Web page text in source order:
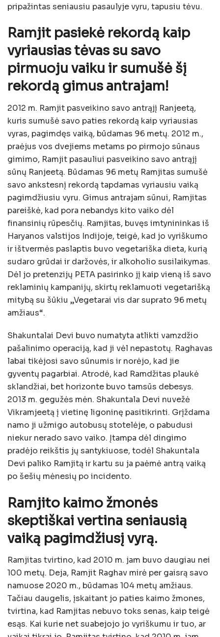
pripažintas seniausiu pasaulyje vyru, tapusiu tėvu.
Ramjit pasiekė rekordą kaip
vyriausias tėvas su savo
pirmuoju vaiku ir sumušė šį
rekordą gimus antrajam!
2012 m. Ramjit pasveikino savo antrąjį Ranjeetą,
kuris sumušė savo paties rekordą kaip vyriausias
vyras, pagimdęs vaiką, būdamas 96 metų. 2012 m.,
praėjus vos dvejiems metams po pirmojo sūnaus
gimimo, Ramjit pasauliui pasveikino savo antrąjį
sūnų Ranjeetą. Būdamas 96 metų Ramjitas sumušė
savo ankstesnį rekordą tapdamas vyriausiu vaiką
pagimdžiusiu vyru. Gimus antrajam sūnui, Ramjitas
pareiškė, kad pora nebandys kito vaiko dėl
finansinių rūpesčių. Ramjitas, buvęs imtynininkas iš
Haryanos valstijos Indijoje, teigė, kad jo vyriškumo
ir ištvermės paslaptis buvo vegetariška dieta, kurią
sudaro grūdai ir daržovės, ir alkoholio susilaikymas.
Dėl jo pretenzijų PETA pasirinko jį kaip vieną iš savo
reklaminių kampanijų, skirtų reklamuoti vegetarišką
mitybą su šūkiu „Vegetarai vis dar suprato 96 metų
amžiaus“.
Shakuntalai Devi buvo numatyta atlikti vamzdžio
pašalinimo operaciją, kad ji vėl nepastotų. Raghavas
labai tikėjosi savo sūnumis ir norėjo, kad jie
gyventų pagarbiai. Atrodė, kad Ramdžitas plaukė
sklandžiai, bet horizonte buvo tamsūs debesys.
2013 m. gegužės mėn. Shakuntala Devi nuvežė
Vikramjeetą į vietinę ligoninę pasitikrinti. Grįždama
namo ji užmigo autobusų stotelėje, o pabudusi
niekur nerado savo vaiko. Įtampa dėl dingimo
pradėjo reikštis jų santykiuose, todėl Shakuntala
Devi paliko Ramjitą ir kartu su ja paėmė antrą vaiką
po šešių mėnesių po incidento.
Ramjito kaimo žmonės
skeptiškai vertina seniausią
vaiką pagimdžiusį vyrą.
Ramjitas tvirtino, kad 2010 m. jam buvo daugiau nei
100 metų. Deja, Ramjit Raghav mirė per gaisrą savo
namuose 2020 m., būdamas 104 metų amžiaus.
Tačiau daugelis, įskaitant jo paties kaimo žmones,
tvirtina, kad Ramjitas nebuvo toks senas, kaip teigė
esąs. Kai kurie net suabejojo ​​jo vyriškumu ir tuo, ar